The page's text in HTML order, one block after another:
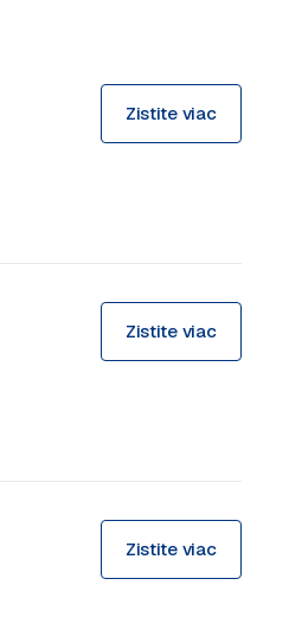
Zistite viac
Zistite viac
Zistite viac